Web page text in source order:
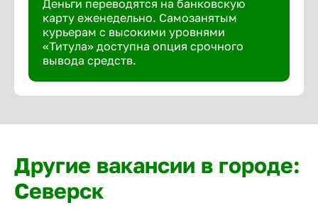
Деньги переводятся на банковскую
карту еженедельно. Самозанятым
курьерам с высокими уровнями
«Титула» доступна опция срочного
вывода средств.
Другие вакансии в городе:
Северск